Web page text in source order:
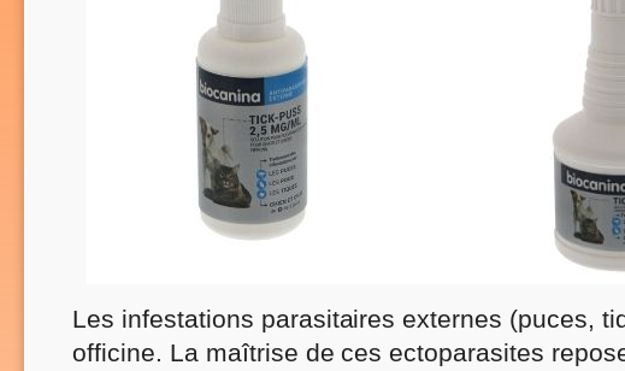
Les infestations parasitaires externes (puces,
officine. La maîtrise de ces ectoparasites